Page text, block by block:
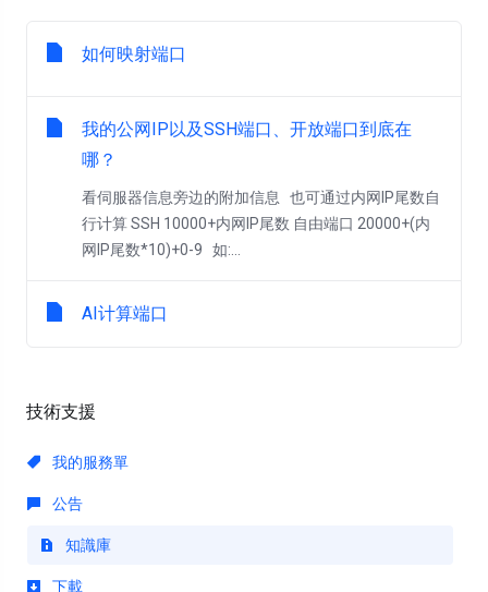
技術支援
我的服務單
公告
知識庫
下載
如何映射端口
我的公网IP以及SSH端口、开放端口到底在
哪？
看伺服器信息旁边的附加信息 也可通过内网IP尾数自
行计算 SSH 10000+内网IP尾数 自由端口 20000+(内
网IP尾数*10)+0-9 如:...
AI计算端口